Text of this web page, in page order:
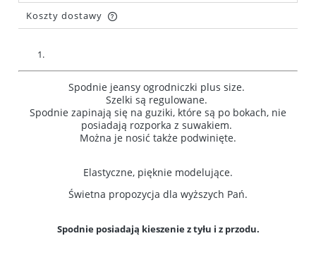
Koszty dostawy
Cena nie zawiera ewentualnych kosztów płatności
Spodnie jeansy ogrodniczki plus size.
Szelki są regulowane.
Spodnie zapinają się na guziki, które są po bokach, nie
posiadają rozporka z suwakiem.
Można je nosić także podwinięte.
Elastyczne, pięknie modelujące.
Świetna propozycja dla wyższych Pań.
Spodnie posiadają kieszenie z tyłu i z przodu.